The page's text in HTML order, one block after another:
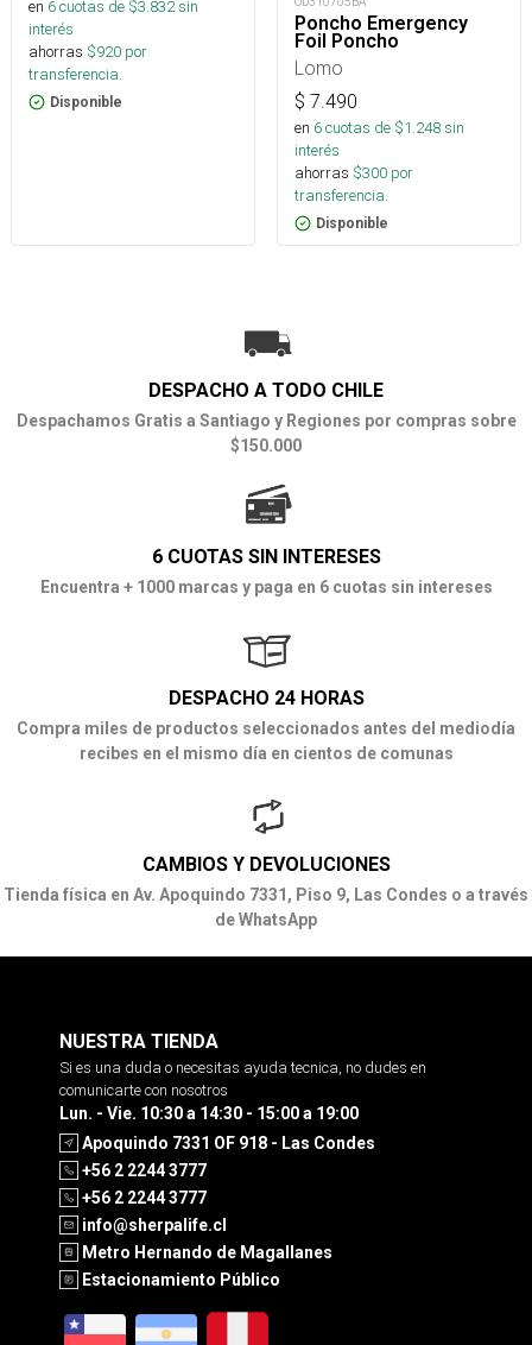
en 6cuotas de $3.832sin
interés
ahorras $920 por
transferencia.
Disponible
Poncho Emergency
Foil Poncho
Lomo
$ 7.490
en 6cuotas de $1.248sin
interés
ahorras $300 por
transferencia.
Disponible
DESPACHO A TODO CHILE
Despachamos Gratis a Santiago y Regiones por compras sobre
$150.000
6 CUOTAS SIN INTERESES
Encuentra + 1000 marcas y paga en 6 cuotas sin intereses
DESPACHO 24 HORAS
Compra miles de productos seleccionados antes del mediodía
recibes en el mismo día en cientos de comunas
CAMBIOS Y DEVOLUCIONES
Tienda física en Av. Apoquindo 7331, Piso 9, Las Condes o a través
de WhatsApp
NUESTRA TIENDA
Si es una duda o necesitas ayuda tecnica, no dudes en
comunicarte con nosotros
Lun. - Vie. 10:30 a 14:30 - 15:00 a 19:00
Apoquindo 7331 OF 918 - Las Condes
+56 2 2244 3777
+56 2 2244 3777
info@sherpalife.cl
Metro Hernando de Magallanes
Estacionamiento Público